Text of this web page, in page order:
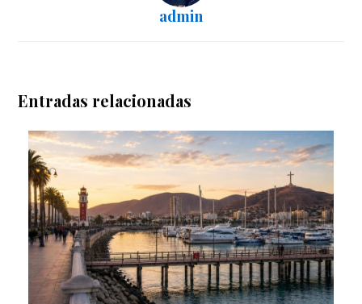
admin
Entradas relacionadas